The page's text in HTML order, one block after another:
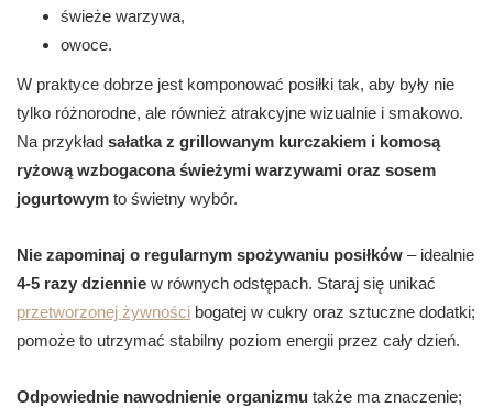
świeże warzywa,
owoce.
W praktyce dobrze jest komponować posiłki tak, aby były nie
tylko różnorodne, ale również atrakcyjne wizualnie i smakowo.
Na przykład sałatka z grillowanym kurczakiem i komosą
ryżową wzbogacona świeżymi warzywami oraz sosem
jogurtowym to świetny wybór.
Nie zapominaj o regularnym spożywaniu posiłków – idealnie
4-5 razy dziennie w równych odstępach. Staraj się unikać
przetworzonej żywności bogatej w cukry oraz sztuczne dodatki;
pomoże to utrzymać stabilny poziom energii przez cały dzień.
Odpowiednie nawodnienie organizmu także ma znaczenie;